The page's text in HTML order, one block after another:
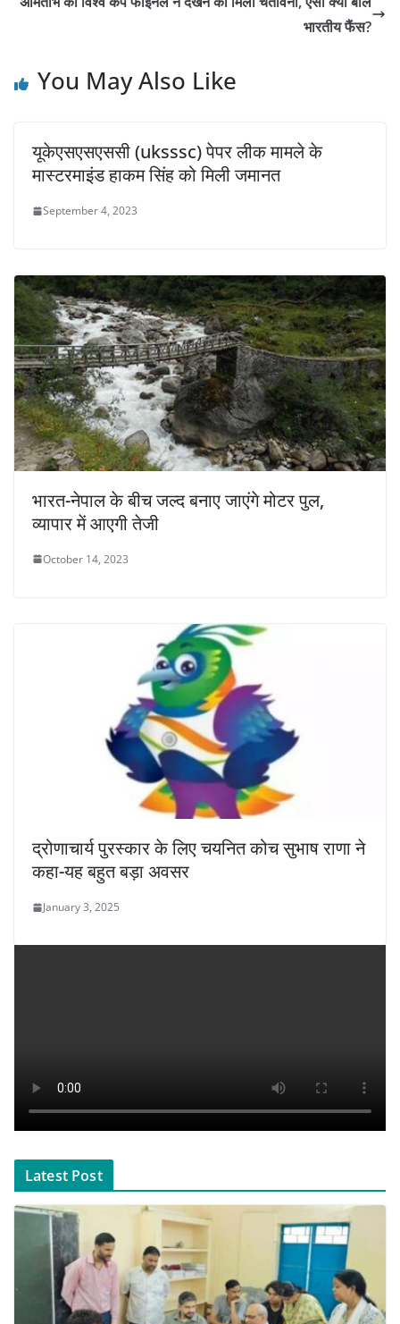
भारतीय फैंस?
You May Also Like
यूकेएसएसएससी (uksssc) पेपर लीक मामले के
मास्टरमाइंड हाकम सिंह को मिली जमानत
September 4, 2023
भारत-नेपाल के बीच जल्द बनाए जाएंगे मोटर पुल,
व्यापार में आएगी तेजी
October 14, 2023
द्रोणाचार्य पुरस्कार के लिए चयनित कोच सुभाष राणा ने
कहा-यह बहुत बड़ा अवसर
January 3, 2025
Latest Post